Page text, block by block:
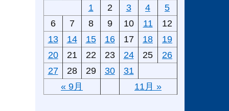
« 9月 11月 »
1 2 3 4
5
6
7 8 9 10 11
12
13
14 15 16 17 18
19
20
21 22 23 24 25
26
27
28 29 30 31